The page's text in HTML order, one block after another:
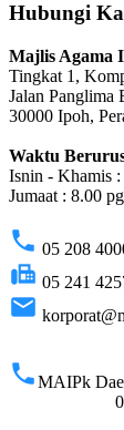
Hubungi
Majlis Agama
Tingkat 1,
Jalan Panglima
30000 Ipoh,
Waktu
Isnin - Khamis
Jumaat : 8.00
phone 05 208
fax 05 241
email
phoneMAIPk
05-